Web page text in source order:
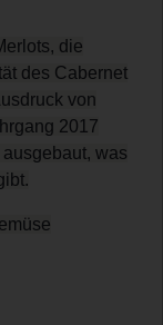
die
des Cabernet
von
2017
was